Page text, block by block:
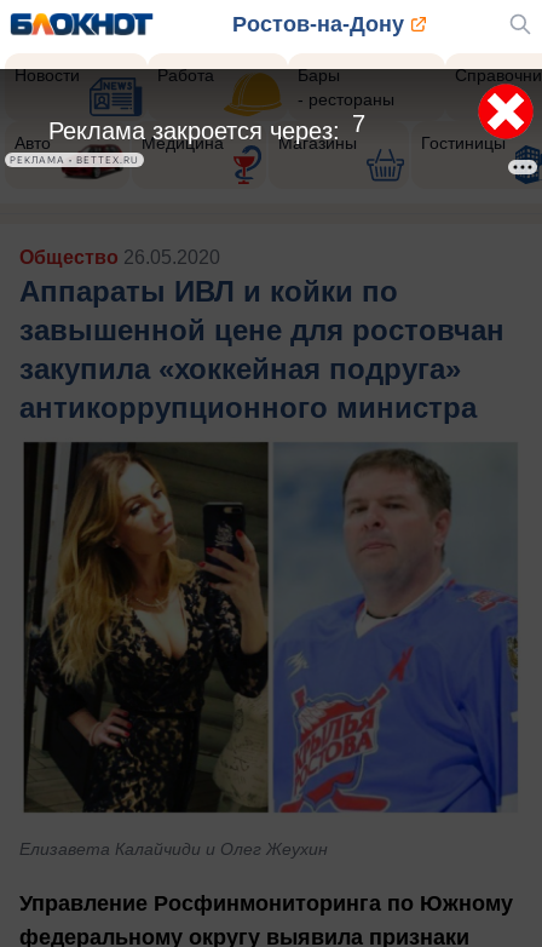
Ростов-на-Дону
Новости Работа
Бары
- рестораны
Авто Медицина Магазины Гостиницы
Общество 26.05.2020
Аппараты ИВЛ и койки по
завышенной цене для ростовчан
закупила «хоккейная подруга»
антикоррупционного министра
Елизавета Калайчиди и Олег Жеухин
Управление Росфинмониторинга по Южному
федеральному округу выявила признаки
5
Реклама закроется через:
РЕКЛАМА • BETTEX.RU